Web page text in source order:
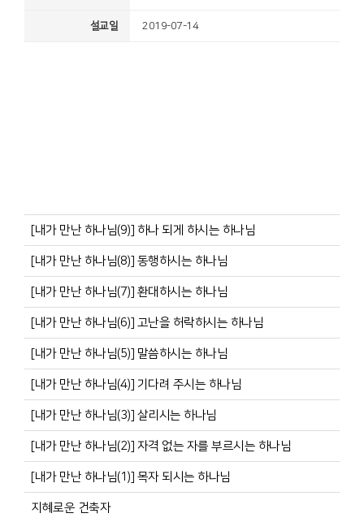
설교일 2019-07-14
[내가 만난 하나님(9)] 하나 되게 하시는 하나님
[내가 만난 하나님(8)] 동행하시는 하나님
[내가 만난 하나님(7)] 환대하시는 하나님
[내가 만난 하나님(6)] 고난을 허락하시는 하나님
[내가 만난 하나님(5)] 말씀하시는 하나님
[내가 만난 하나님(4)] 기다려 주시는 하나님
[내가 만난 하나님(3)] 살리시는 하나님
[내가 만난 하나님(2)] 자격 없는 자를 부르시는 하나님
[내가 만난 하나님(1)] 목자 되시는 하나님
지혜로운 건축자